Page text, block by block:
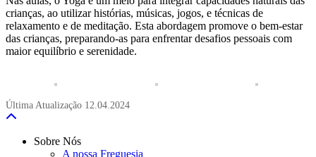
crianças, ao utilizar histórias, músicas, jogos, e técnicas de
relaxamento e de meditação. Esta abordagem promove o bem-estar
das crianças, preparando-as para enfrentar desafios pessoais com
maior equilíbrio e serenidade.
Última Atualização 12.04.2024
Sobre Nós
A nossa Freguesia